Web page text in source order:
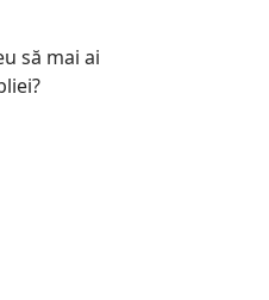
să mai ai